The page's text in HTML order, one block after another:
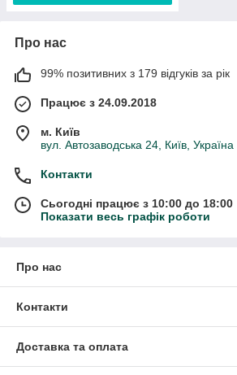
Про нас
99% позитивних з 179 відгуків за рік
Працює з 24.09.2018
м. Київ
вул. Автозаводська 24, Київ, Україна
Контакти
Сьогодні працює з 10:00 до 18:00
Показати весь графік роботи
Про нас
Контакти
Доставка та оплата